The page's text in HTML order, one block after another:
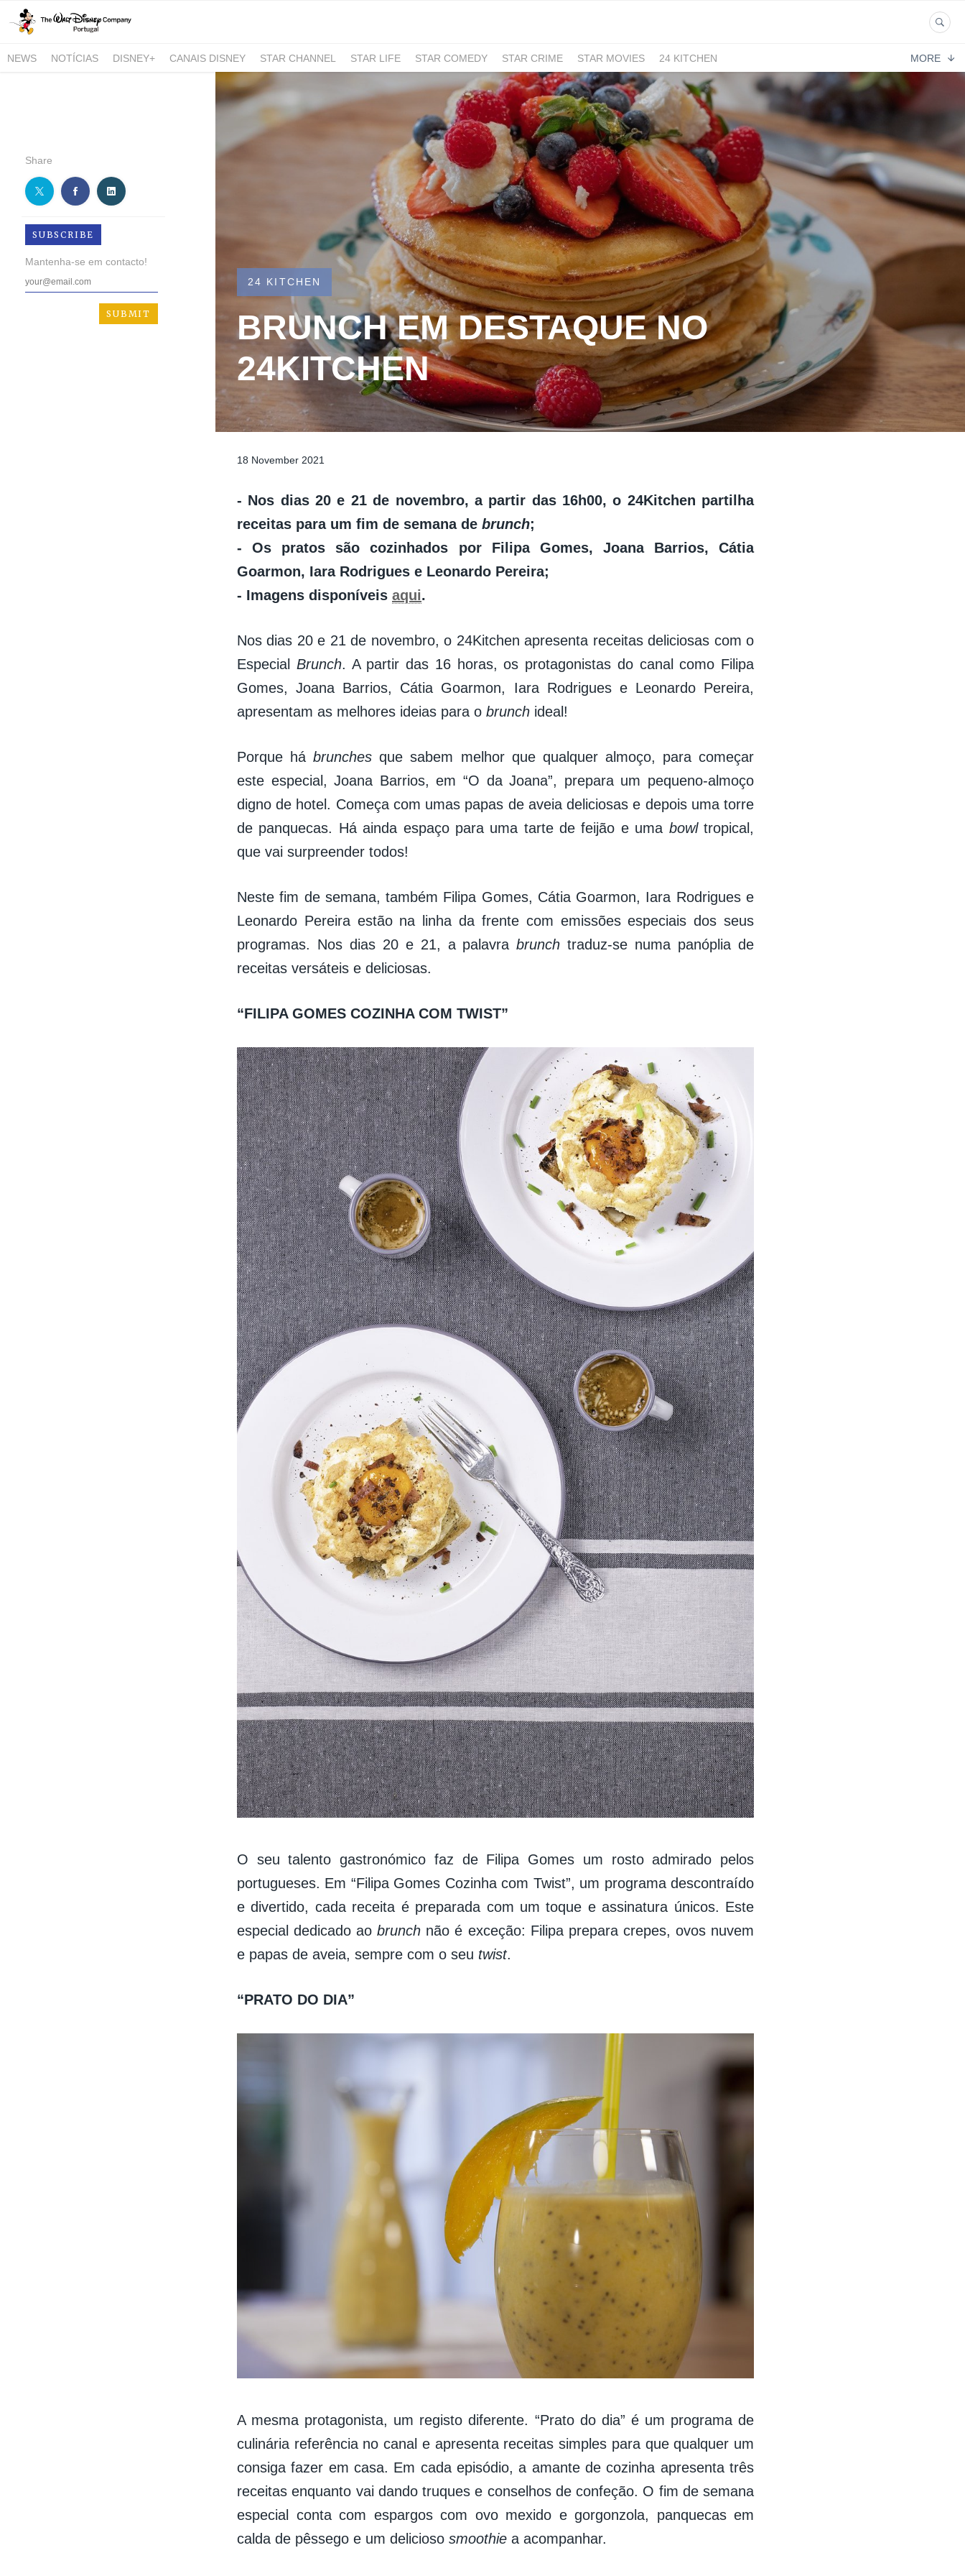
NEWS NOTÍCIAS DISNEY+ CANAIS DISNEY STAR CHANNEL STAR LIFE STAR COMEDY STAR CRIME STAR MOVIES
24 KITCHEN
NATIONAL GEOGRAPHIC AND NATIONAL GEOGRAPHIC WILD
MORE
Share
SUBSCRIBE
Mantenha-se em contacto!
24 KITCHEN
BRUNCH EM DESTAQUE NO
24KITCHEN
18 November 2021
- Nos dias 20 e 21 de novembro, a partir das 16h00, o 24Kitchen partilha
receitas para um fim de semana de brunch;
​- Os pratos são cozinhados por Filipa Gomes, Joana Barrios, Cátia
Goarmon, Iara Rodrigues e Leonardo Pereira;
- Imagens disponíveis aqui.
Nos dias 20 e 21 de novembro, o 24Kitchen apresenta receitas deliciosas com o
Especial Brunch. A partir das 16 horas, os protagonistas do canal como Filipa
Gomes, Joana Barrios, Cátia Goarmon, Iara Rodrigues e Leonardo Pereira,
apresentam as melhores ideias para o brunch ideal!
Porque hábrunches que sabem melhor que qualquer almoço, para começar
este especial, Joana Barrios, em “O da Joana”, prepara um pequeno-almoço
digno de hotel. Começa com umas papas de aveia deliciosas e depois uma torre
de panquecas. Há ainda espaço para uma tarte de feijão e uma bowltropical,
que vai surpreender todos!
Neste fim de semana, também Filipa Gomes, Cátia Goarmon, Iara Rodrigues e
Leonardo Pereira estão na linha da frente com emissões especiais dos seus
programas. Nos dias 20 e 21, a palavrabrunch traduz-se numa panóplia de
receitas versáteis e deliciosas.
“FILIPA GOMES COZINHA COM TWIST”
O seu talento gastronómico faz de Filipa Gomes um rosto admirado pelos
portugueses. Em “Filipa Gomes Cozinha com Twist”, um programa descontraído
e divertido, cada receita é preparada com um toque e assinatura únicos. Este
especial dedicado aobrunch não é exceção: Filipa prepara crepes, ovos nuvem
e papas de aveia, sempre com o seu twist.
“PRATO DO DIA”
A mesma protagonista, um registo diferente. “Prato do dia” é um programa de
culinária referência no canal e apresenta receitas simples para que qualquer um
consiga fazer em casa. Em cada episódio, a amante de cozinha apresenta três
receitas enquanto vai dando truques e conselhos de confeção. O fim de semana
especial conta com espargos com ovo mexido e gorgonzola, panquecas em
calda de pêssego e um delicioso smoothie a acompanhar.